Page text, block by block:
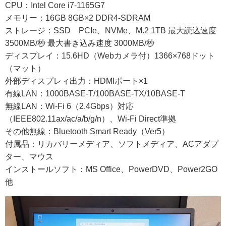
CPU：Intel Core i7-1165G7
メモリー：16GB 8GB×2 DDR4-SDRAM
ストレージ：SSD PCIe、NVMe、M.2 1TB 最大読込速度
3500MB/秒 最大書き込み速度 3000MB/秒
ディスプレイ：15.6HD（Webカメラ付）1366×768ドット
（マット）
外部ディスプレィ出力：HDMIポート×1
有線LAN：1000BASE-T/100BASE-TX/10BASE-T
無線LAN：Wi-Fi 6（2.4Gbps）対応
（IEEE802.11ax/ac/a/b/g/n）、Wi-Fi Direct準拠
その他無線：Bluetooth Smart Ready（Ver5）
付属品：リカバリーメディア、ソフトメディア、ACアダプ
ター、マウス
インストールソフト：MS Office、PowerDVD、Power2GO
他